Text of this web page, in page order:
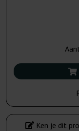
Ken je dit